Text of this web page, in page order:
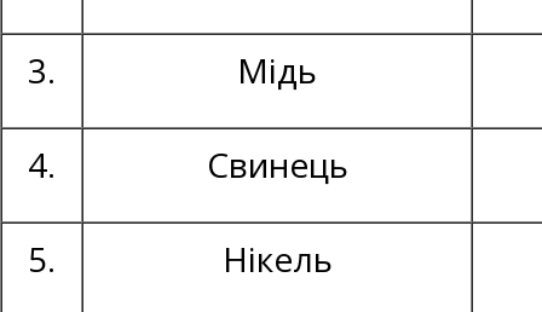
3. Мідь
4. Свинець
5. Нікель